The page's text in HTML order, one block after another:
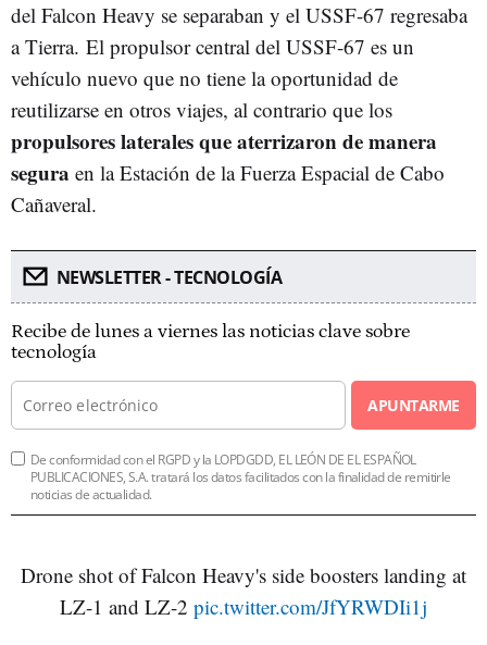
del Falcon Heavy se separaban y el USSF-67 regresaba
a Tierra. El propulsor central del USSF-67 es un
vehículo nuevo que no tiene la oportunidad de
reutilizarse en otros viajes, al contrario que los
propulsores laterales que aterrizaron de manera
segura en la Estación de la Fuerza Espacial de Cabo
Cañaveral.
NEWSLETTER - TECNOLOGÍA
Recibe de lunes a viernes las noticias clave sobre
tecnología
APUNTARME
De conformidad con el RGPD y la LOPDGDD, EL LEÓN DE EL ESPAÑOL
PUBLICACIONES, S.A. tratará los datos facilitados con la finalidad de remitirle
noticias de actualidad.
Drone shot of Falcon Heavy's side boosters landing at
LZ-1 and LZ-2 pic.twitter.com/JfYRWDIi1j